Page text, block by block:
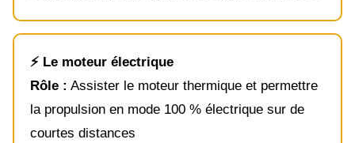
⚡ Le moteur électrique
Rôle : Assister le moteur thermique et permettre
la propulsion en mode 100 % électrique sur de
courtes distances